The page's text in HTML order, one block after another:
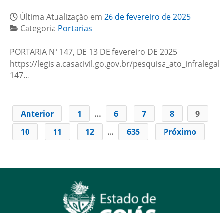
Última Atualização em 26 de fevereiro de 2025
Categoria Portarias
PORTARIA Nº 147, DE 13 DE fevereiro DE 2025
https://legisla.casacivil.go.gov.br/
147…
Anterior 1 … 6 7 8
9
10
11 12 … 635 Próximo